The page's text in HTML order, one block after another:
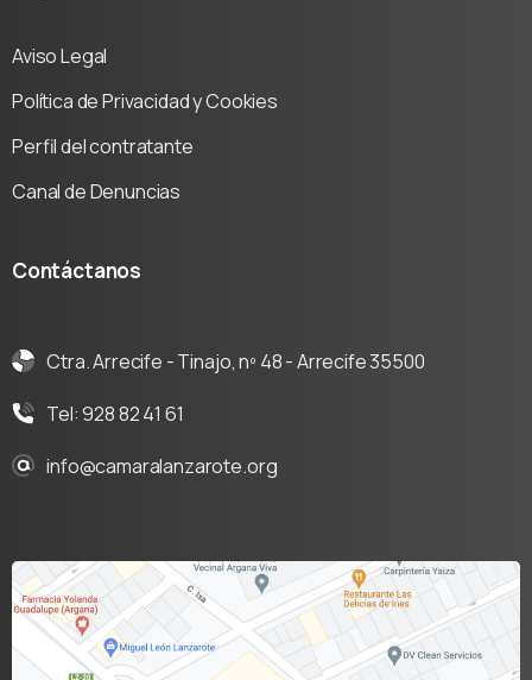
Aviso Legal
Política de Privacidad y Cookies
Perfil del contratante
Canal de Denuncias
Contáctanos
Ctra. Arrecife - Tinajo, nº 48 - Arrecife 35500
Tel: 928 82 41 61
info@camaralanzarote.org